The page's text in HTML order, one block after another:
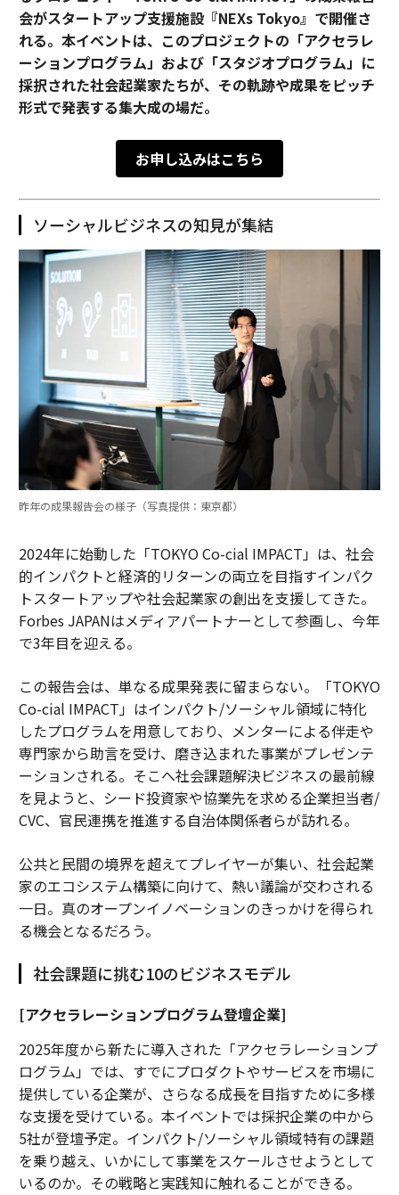
会がスタートアップ支援施設『NEXs Tokyo』で開催さ
れる。本イベントは、このプロジェクトの「アクセラレ
ーションプログラム」および「スタジオプログラム」に
採択された社会起業家たちが、その軌跡や成果をピッチ
形式で発表する集大成の場だ。
お申し込みはこちら
ソーシャルビジネスの知見が集結
昨年の成果報告会の様子（写真提供：東京都）
2024年に始動した「TOKYO Co-cial IMPACT」は、社会
的インパクトと経済的リターンの両立を目指すインパク
トスタートアップや社会起業家の創出を支援してきた。
Forbes JAPANはメディアパートナーとして参画し、今年
で3年目を迎える。
この報告会は、単なる成果発表に留まらない。「TOKYO
Co-cial IMPACT」はインパクト/ソーシャル領域に特化
したプログラムを用意しており、メンターによる伴走や
専門家から助言を受け、磨き込まれた事業がプレゼンテ
ーションされる。そこへ社会課題解決ビジネスの最前線
を見ようと、シード投資家や協業先を求める企業担当者/
CVC、官民連携を推進する自治体関係者らが訪れる。
公共と民間の境界を超えてプレイヤーが集い、社会起業
家のエコシステム構築に向けて、熱い議論が交わされる
一日。真のオープンイノベーションのきっかけを得られ
る機会となるだろう。
社会課題に挑む10のビジネスモデル
[アクセラレーションプログラム登壇企業]
2025年度から新たに導入された「アクセラレーションプ
ログラム」では、すでにプロダクトやサービスを市場に
提供している企業が、さらなる成長を目指すために多様
な支援を受けている。本イベントでは採択企業の中から
5社が登壇予定。インパクト/ソーシャル領域特有の課題
を乗り越え、いかにして事業をスケールさせようとして
いるのか。その戦略と実践知に触れることができる。